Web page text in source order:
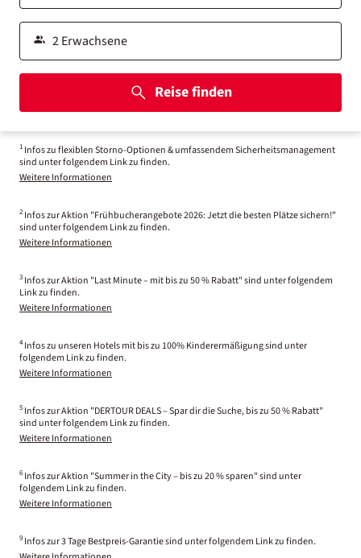
Reise finden
1 Infos zu flexiblen Storno-Optionen & umfassendem Sicherheitsmanagement
sind unter folgendem Link zu finden.
Weitere Informationen
2 Infos zur Aktion "Frühbucherangebote 2026: Jetzt die besten Plätze sichern!"
sind unter folgendem Link zu finden.
Weitere Informationen
3 Infos zur Aktion "Last Minute – mit bis zu 50 % Rabatt" sind unter folgendem
Link zu finden.
Weitere Informationen
4 Infos zu unseren Hotels mit bis zu 100% Kinderermäßigung sind unter
folgendem Link zu finden.
Weitere Informationen
5 Infos zur Aktion "DERTOUR DEALS – Spar dir die Suche, bis zu 50 % Rabatt"
sind unter folgendem Link zu finden.
Weitere Informationen
6 Infos zur Aktion "Summer in the City – bis zu 20 % sparen" sind unter
folgendem Link zu finden.
Weitere Informationen
9 Infos zur 3 Tage Bestpreis-Garantie sind unter folgendem Link zu finden.